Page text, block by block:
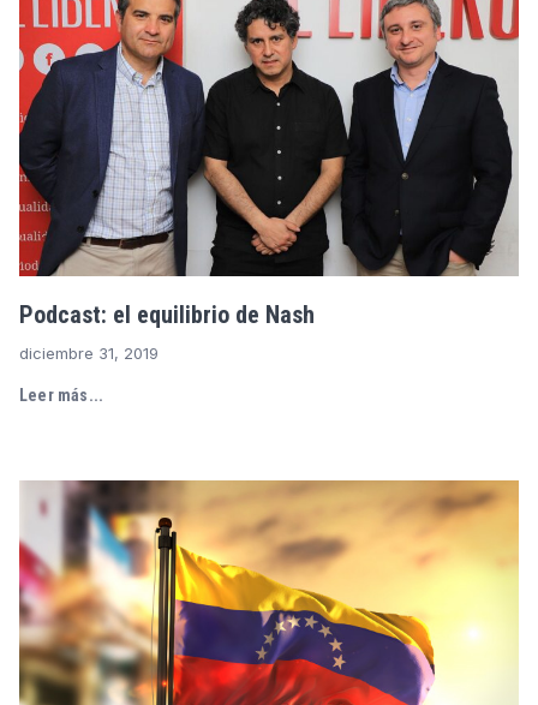
Podcast: el equilibrio de Nash
diciembre 31, 2019
Leer más...